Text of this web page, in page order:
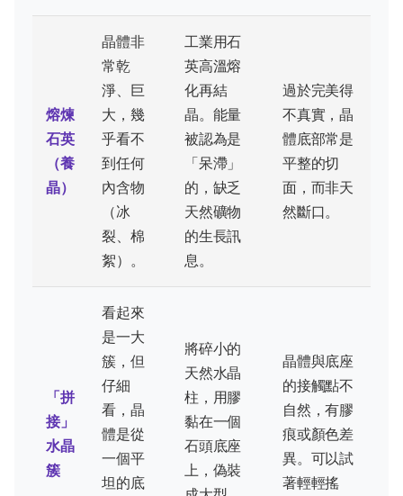
熔煉
石英
（養
晶）
晶體非
常乾
淨、巨
大，幾
乎看不
到任何
內含物
（冰
裂、棉
絮）。
工業用石
英高溫熔
化再結
晶。能量
被認為是
「呆滯」
的，缺乏
天然礦物
的生長訊
息。
過於完美得
不真實，晶
體底部常是
平整的切
面，而非天
然斷口。
「拼
接」
水晶
簇
看起來
是一大
簇，但
仔細
看，晶
體是從
一個平
坦的底
將碎小的
天然水晶
柱，用膠
黏在一個
石頭底座
上，偽裝
晶體與底座
的接觸點不
自然，有膠
痕或顏色差
異。可以試
著輕輕搖